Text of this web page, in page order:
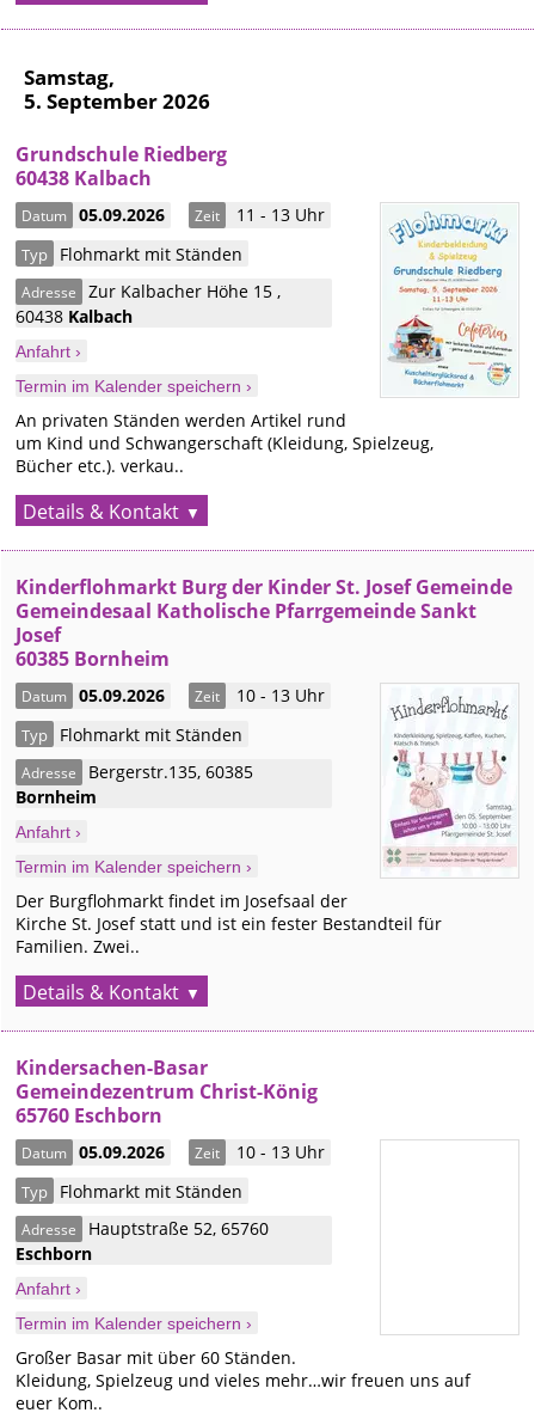
Samstag,
5. September 2026
Grundschule Riedberg
60438 Kalbach
Datum 05.09.2026 Zeit 11 - 13 Uhr
Typ Flohmarkt mit Ständen
Adresse Zur Kalbacher Höhe 15,
60438 Kalbach
Anfahrt ›
Termin im Kalender speichern ›
An privaten Ständen werden Artikel rund
um Kind und Schwangerschaft (Kleidung, Spielzeug,
Bücher etc.). verkau..
Details & Kontakt
Kinderflohmarkt Burg der Kinder St. Josef Gemeinde
Gemeindesaal Katholische Pfarrgemeinde Sankt
Josef
60385 Bornheim
Datum 05.09.2026 Zeit 10 - 13 Uhr
Typ Flohmarkt mit Ständen
Adresse Bergerstr.135,60385
Bornheim
Anfahrt ›
Termin im Kalender speichern ›
Der Burgflohmarkt findet im Josefsaal der
Kirche St. Josef statt und ist ein fester Bestandteil für
Familien. Zwei..
Details & Kontakt
Kindersachen-Basar
Gemeindezentrum Christ-König
65760 Eschborn
Datum 05.09.2026 Zeit 10 - 13 Uhr
Typ Flohmarkt mit Ständen
Adresse Hauptstraße 52,65760
Eschborn
Anfahrt ›
Termin im Kalender speichern ›
Großer Basar mit über 60 Ständen.
Kleidung, Spielzeug und vieles mehr…wir freuen uns auf
euer Kom..